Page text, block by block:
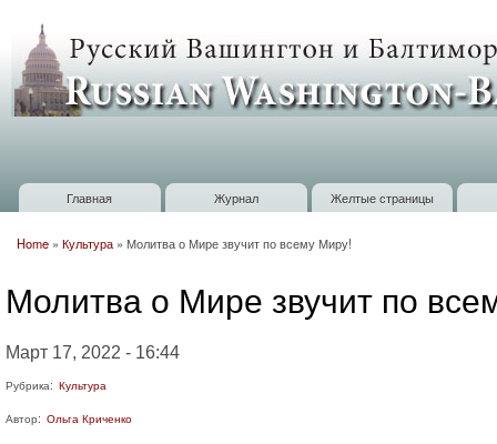
Russian
Washington
Baltimore
Главное меню
Главная Журнал Желтые страницы
Home » Культура » Молитва о Мире звучит по всему Миру!
Молитва о Мире звучит по
Март 17, 2022 - 16:44
Рубрика: Культура
Автор: Ольга Криченко